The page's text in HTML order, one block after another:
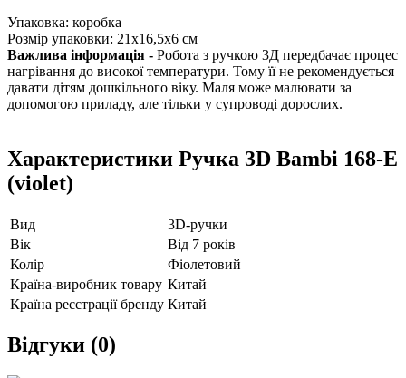
Упаковка: коробка
Розмір упаковки: 21x16,5x6 см
Важлива інформація - Робота з ручкою 3Д передбачає процес
нагрівання до високої температури. Тому її не рекомендується
давати дітям дошкільного віку. Маля може малювати за
допомогою приладу, але тільки у супроводі дорослих.
Характеристики Ручка 3D Bambi 168-E
(violet)
Вид
3D-ручки
Вік
Від 7 років
Колір
Фіолетовий
Країна-виробник товару Китай
Країна реєстрації бренду Китай
Відгуки (0)